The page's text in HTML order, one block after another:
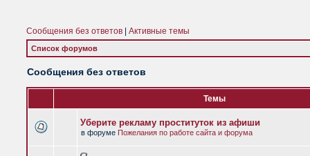
Сообщения без ответов Активные темы
Список форумов
Сообщения без ответов
Темы
Уберите рекламу проституток из афиши
в форуме Пожелания по работе сайта и форума